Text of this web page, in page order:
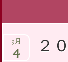
ン
２
9月
4